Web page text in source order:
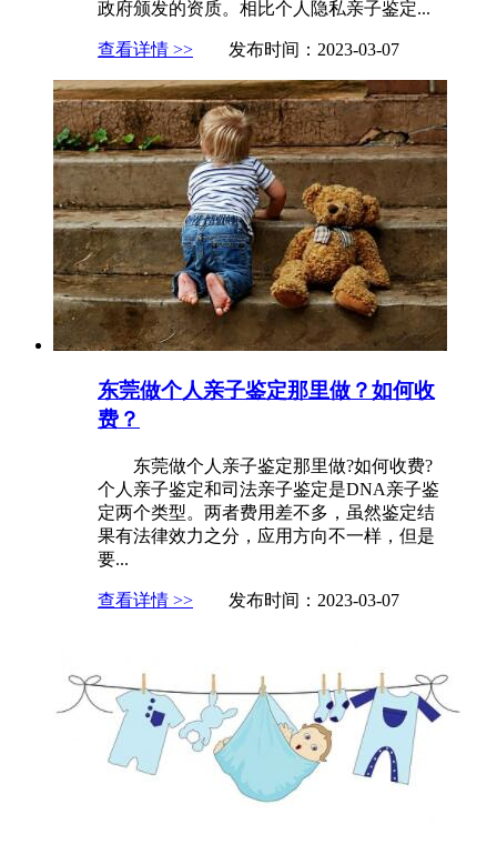
政府颁发的资质。相比个人隐私亲子鉴定...
查看详情 >> 发布时间：2023-03-07
东莞做个人亲子鉴定那里做？如何收
费？
东莞做个人亲子鉴定那里做?如何收费?
个人亲子鉴定和司法亲子鉴定是DNA亲子鉴
定两个类型。两者费用差不多，虽然鉴定结
果有法律效力之分，应用方向不一样，但是
要...
查看详情 >> 发布时间：2023-03-07